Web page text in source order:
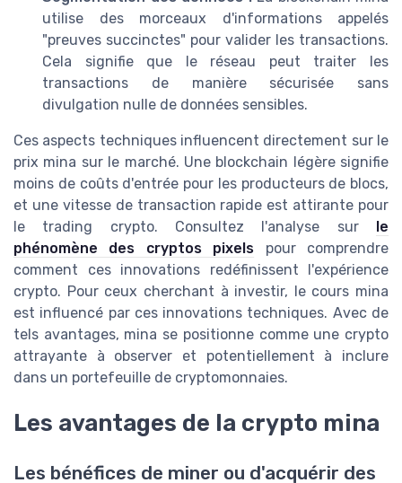
utilise des morceaux d'informations appelés
"preuves succinctes" pour valider les transactions.
Cela signifie que le réseau peut traiter les
transactions de manière sécurisée sans
divulgation nulle de données sensibles.
Ces aspects techniques influencent directement sur le
prix mina sur le marché. Une blockchain légère signifie
moins de coûts d'entrée pour les producteurs de blocs,
et une vitesse de transaction rapide est attirante pour
le trading crypto. Consultez l'analyse sur
le
phénomène des cryptos pixels pour comprendre
comment ces innovations redéfinissent l'expérience
crypto. Pour ceux cherchant à investir, le cours mina
est influencé par ces innovations techniques. Avec de
tels avantages, mina se positionne comme une crypto
attrayante à observer et potentiellement à inclure
dans un portefeuille de cryptomonnaies.
Les avantages de la crypto mina
Les bénéfices de miner ou d'acquérir des